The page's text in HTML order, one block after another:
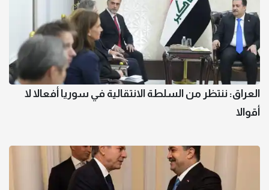
العراق: ننتظر من السلطة الانتقالية في سوريا أفعالا لا
أقوالا